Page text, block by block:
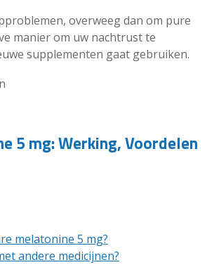
overweeg dan om pure
manier om uw nachtrust te
supplementen gaat gebruiken.
5 mg: Werking, Voordelen
melatonine 5 mg?
andere medicijnen?